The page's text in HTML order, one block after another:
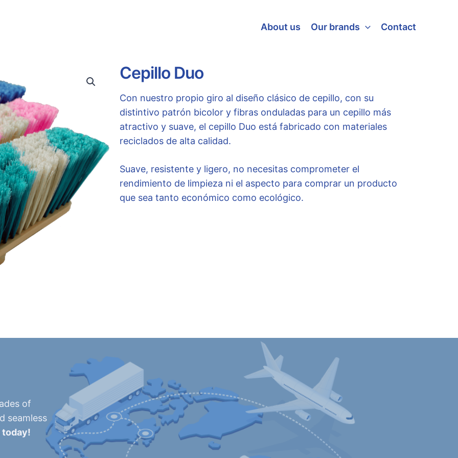
About us Our brands Contact
Cepillo Duo
Con nuestro propio giro al diseño clásico de cepillo, con su
distintivo patrón bicolor y fibras onduladas para un cepillo más
atractivo y suave, el cepillo Duo está fabricado con materiales
reciclados de alta calidad.
Suave, resistente y ligero, no necesitas comprometer el
rendimiento de limpieza ni el aspecto para comprar un producto
que sea tanto económico como ecológico.
of
seamless
today!